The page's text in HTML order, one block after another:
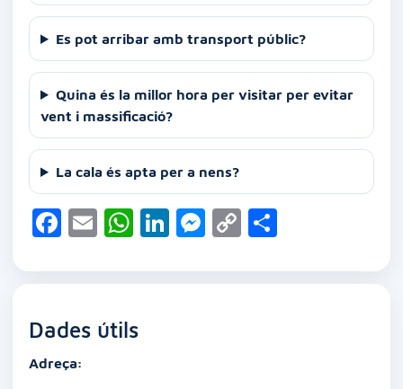
Es pot arribar amb transport públic?
Quina és la millor hora per visitar per evitar
vent i massificació?
La cala és apta per a nens?
F
c
b
o
E
ai
W
at
A
Li
k
M
ss
C
p m
Dades útils
Adreça: